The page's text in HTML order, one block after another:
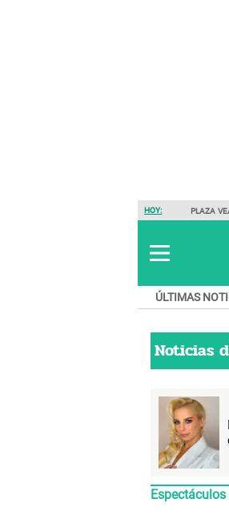
HOY: PLAZA
ÚLTIMAS
Noticias
Espectáculos